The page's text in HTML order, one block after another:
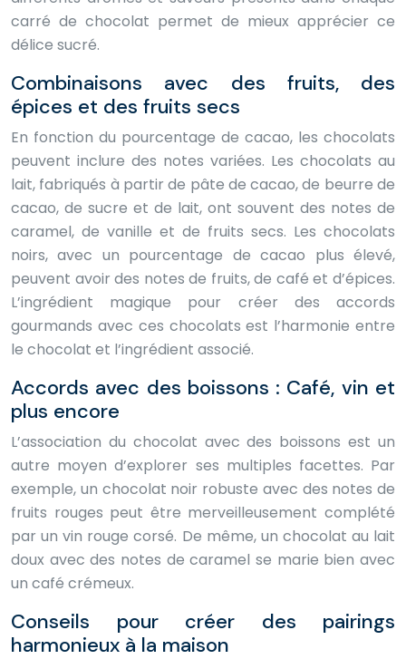
carré de chocolat permet de mieux apprécier ce
délice sucré.
Combinaisons avec des fruits, des
épices et des fruits secs
En fonction du pourcentage de cacao, les chocolats
peuvent inclure des notes variées. Les chocolats au
lait, fabriqués à partir de pâte de cacao, de beurre de
cacao, de sucre et de lait, ont souvent des notes de
caramel, de vanille et de fruits secs. Les chocolats
noirs, avec un pourcentage de cacao plus élevé,
peuvent avoir des notes de fruits, de café et d’épices.
L’ingrédient magique pour créer des accords
gourmands avec ces chocolats est l’harmonie entre
le chocolat et l’ingrédient associé.
Accords avec des boissons : Café, vin et
plus encore
L’association du chocolat avec des boissons est un
autre moyen d’explorer ses multiples facettes. Par
exemple, un chocolat noir robuste avec des notes de
fruits rouges peut être merveilleusement complété
par un vin rouge corsé. De même, un chocolat au lait
doux avec des notes de caramel se marie bien avec
un café crémeux.
Conseils pour créer des pairings
harmonieux à la maison